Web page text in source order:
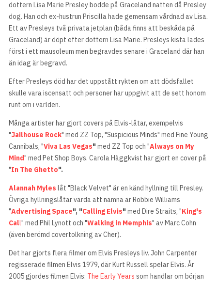
dottern Lisa Marie Presley bodde på Graceland natten då Presley
dog. Han och ex-hustrun Priscilla hade gemensam vårdnad av Lisa.
Ett av Presleys två privata jetplan (båda finns att beskåda på
Graceland) är döpt efter dottern Lisa Marie. Presleys kista lades
först i ett mausoleum men begravdes senare i Graceland där han
än idag är begravd.
Efter Presleys död har det uppstått rykten om att dödsfallet
skulle vara iscensatt och personer har uppgivit att de sett honom
runt om i världen.
Många artister har gjort covers på Elvis-låtar, exempelvis
"Jailhouse Rock" med ZZ Top, "Suspicious Minds" med Fine Young
Cannibals, "Viva Las Vegas"med ZZ Top och "Always on My
Mind" med Pet Shop Boys. Carola Häggkvist har gjort en cover på
"In The Ghetto".
Alannah Myles låt "Black Velvet" är en känd hyllning till Presley.
Övriga hyllningslåtar värda att nämna är Robbie Williams
"Advertising Space", "Calling Elvis"med Dire Straits, "King's
Call" med Phil Lynott och "Walking in Memphis" av Marc Cohn
(även berömd covertolkning av Cher).
Det har gjorts flera filmer om Elvis Presleys liv. John Carpenter
regisserade filmen Elvis 1979, där Kurt Russell spelar Elvis. År
2005 gjordes filmen Elvis: The Early Years som handlar om början